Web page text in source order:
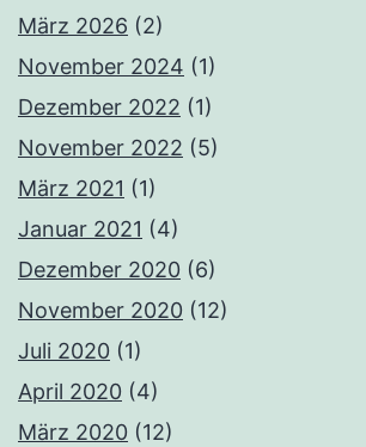
März 2026 (2)
November 2024 (1)
Dezember 2022 (1)
November 2022 (5)
März 2021 (1)
Januar 2021 (4)
Dezember 2020 (6)
November 2020 (12)
Juli 2020 (1)
April 2020 (4)
März 2020 (12)